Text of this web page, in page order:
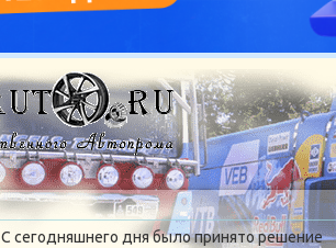
С сегодняшнего дня было принято решение